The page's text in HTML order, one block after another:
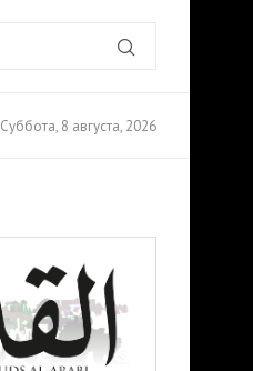
Суббота, 8 августа, 2026